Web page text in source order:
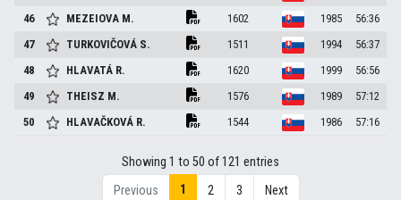
46
MEZEIOVA M. 1602 1985
56:36
47
TURKOVIČOVÁ S. 1511 1994
56:37
48
HLAVATÁ R. 1620 1999
56:56
49
THEISZ M. 1576 1989
57:12
50
HLAVAČKOVÁ R. 1544 1986 57:16
Showing 1 to 50 of 121 entries
Previous
1 2 3 Next